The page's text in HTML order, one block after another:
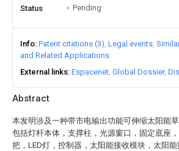
Abstract
本发明涉及一种带市电输出功能可伸缩太阳能
包括灯杆本体，支撑柱，光源窗口，固定底座
把，LED灯，控制器，太阳能接收模块，太阳
Status Pending
Info Patent citations (3) Legal events
and Related Applications
External links Espacenet Global Dossier